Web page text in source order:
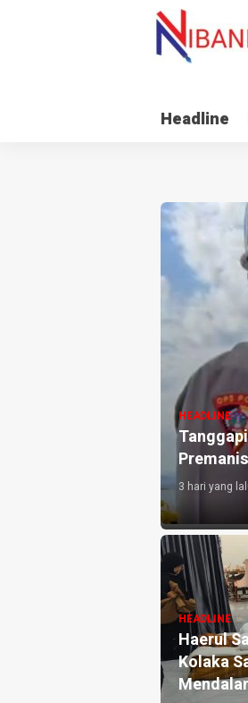
Headline
HEADLINE
3 hari yang
HEADLINE
Haerul
Kolaka